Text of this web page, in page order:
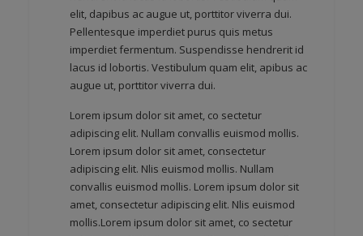
elit, dapibus ac augue ut, porttitor viverra dui.
Pellentesque imperdiet purus quis metus
imperdiet fermentum. Suspendisse hendrerit id
lacus id lobortis. Vestibulum quam elit, apibus ac
augue ut, porttitor viverra dui.
Lorem ipsum dolor sit amet, co sectetur
adipiscing elit. Nullam convallis euismod mollis.
Lorem ipsum dolor sit amet, consectetur
adipiscing elit. Nlis euismod mollis. Nullam
convallis euismod mollis. Lorem ipsum dolor sit
amet, consectetur adipiscing elit. Nlis euismod
mollis.Lorem ipsum dolor sit amet, co sectetur